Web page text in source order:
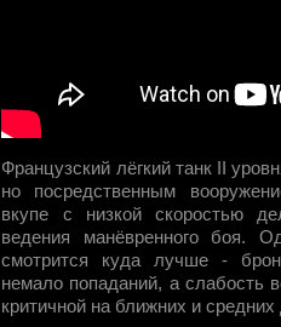
Французский лёгкий танк II
но посредственным
вкупе с низкой скоростью
ведения манёвренного боя.
смотрится куда лучше -
немало попаданий, а слабость
критичной на ближних и